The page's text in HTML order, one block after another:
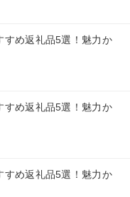
すめ返礼品5選！魅力か
すめ返礼品5選！魅力か
すめ返礼品5選！魅力か